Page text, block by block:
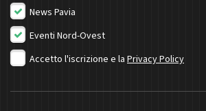
News Pavia
Eventi Nord-Ovest
Accetto l'iscrizione e la Privacy Policy